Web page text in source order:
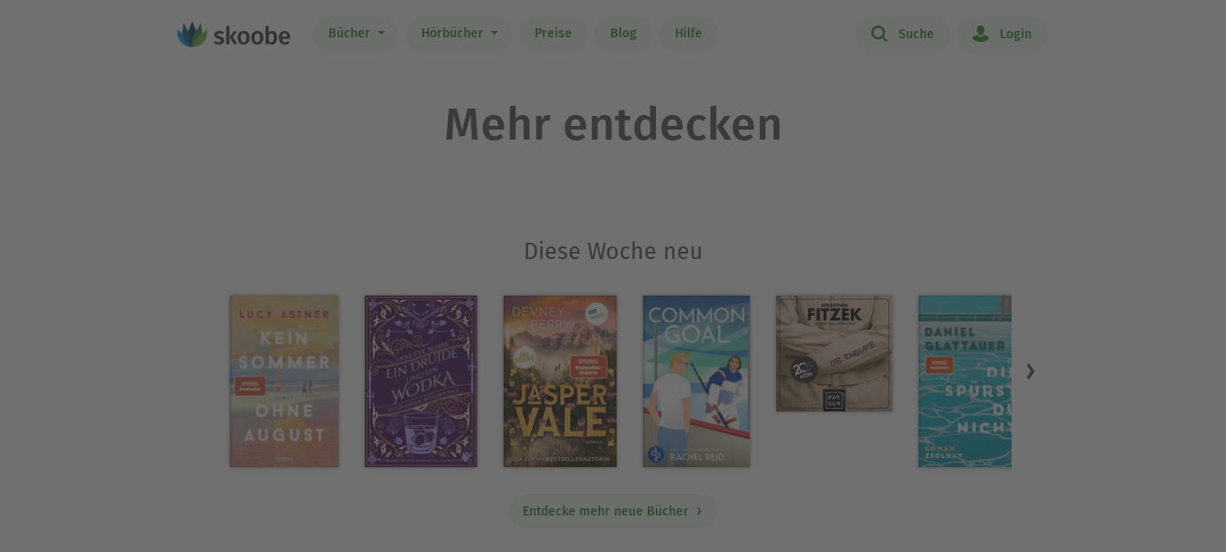
Bücher Hörbücher Preise Blog Hilfe Suche Login
Mehr entdecken
Diese Woche neu
Entdecke mehr neue Bücher